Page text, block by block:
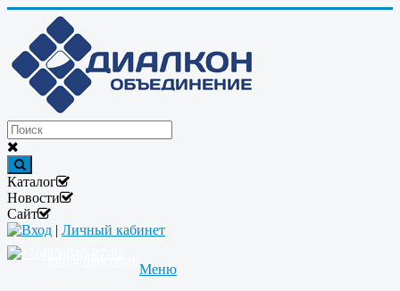
Каталог
Новости
Сайт
Вход | Личный кабинет
Меню